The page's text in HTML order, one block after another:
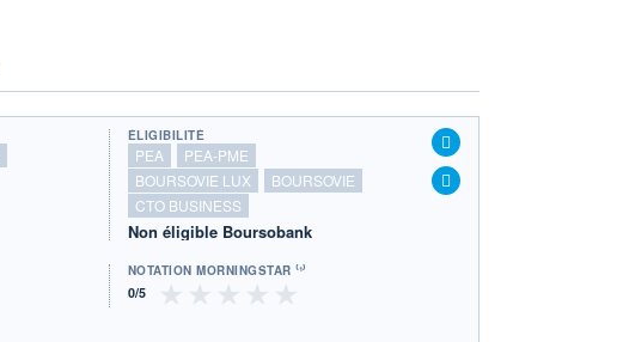
ÉLIGIBILITÉ
PEA
PEA-PME
BOURSOVIE LUX
BOURSOVIE
CTO BUSINESS
Non éligible Boursobank
NOTATION MORNINGSTAR ⁽¹⁾